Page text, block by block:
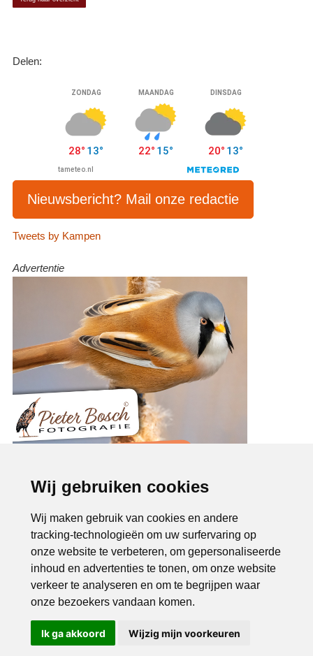
Wij gebruiken cookies
Wij maken gebruik van cookies en andere
tracking-technologieën om uw surfervaring op
onze website te verbeteren, om gepersonaliseerde
inhoud en advertenties te tonen, om onze website
verkeer te analyseren en om te begrijpen waar
onze bezoekers vandaan komen.
Ik ga akkoord Wijzig mijn voorkeuren
Delen:
Nieuwsbericht? Mail onze redactie
Tweets by Kampen
Advertentie
Bel ons